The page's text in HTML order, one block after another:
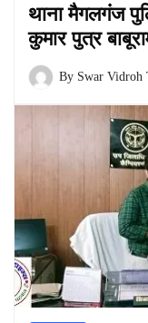
थाना मैगलगंज
कुमार पुत्र
By Swar Vidroh